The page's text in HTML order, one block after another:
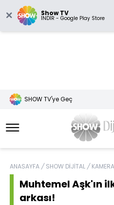
Show TV
İNDİR - Google Play Store
SHOW TV'ye Geç
ANASAYFA / SHOW DİJİTAL /
Muhtemel Aşk'ın
arkası!